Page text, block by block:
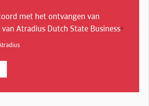
met het ontvangen van
Atradius Dutch State Business*